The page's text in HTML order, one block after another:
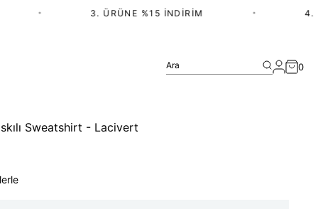
3. ÜRÜNE %15 İNDIRIM 4.
Ara 0
Sweatshirt - Lacivert